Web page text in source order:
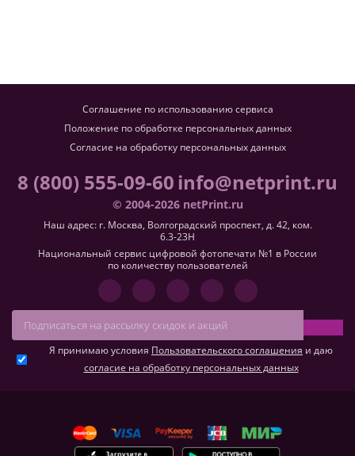
Соглашение по использованию сервиса
Положение по обработке персональных данных
Согласие на обработку персональных данных
8 (800) 555-09-60info@netprint.ru
© 2004-2026 netPrint.ru
Наш адрес: г. Москва, Волгоградский проспект, д. 42, ком.
6.3-23H
Национальный сервис цифровой фотопечати №1 в России
по количеству пользователей
Я принимаю условия Пользовательского соглашения и даю
согласие на обработку персональных данных